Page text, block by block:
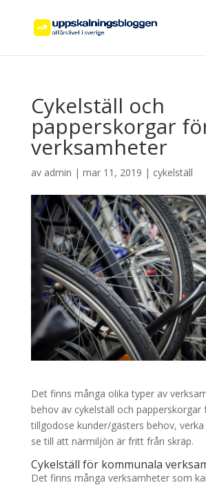
Cykelställ och
papperskorgar
verksamheter
av admin | mar 11, 2019 | cykelställ
Det finns många olika typer av
behov av cykelställ och papperskorgar
tillgodose kunder/gästers behov,
se till att närmiljön är fritt från skräp.
Cykelställ för kommunala
Det finns många verksamheter som